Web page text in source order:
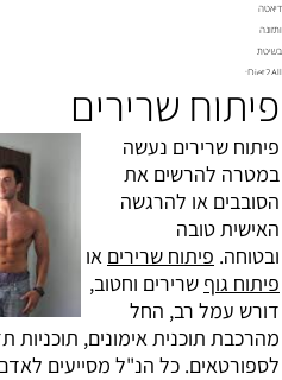
דיאטה
ותזונה
בשיטת
Diet2All:
שמאחורי
המושלם.
פיתוח שרירים
פיתוח שרירים נעשה
במטרה להרשים את
הסובבים או להרגשה
האישית טובה
ובטוחה. פיתוח שרירים או
פיתוח גוף שרירים וחטוב,
דורש עמל רב, החל
מהרכבת תוכנית אימונים, תוכניות
לספורטאים. כל הנ"ל מסייעים